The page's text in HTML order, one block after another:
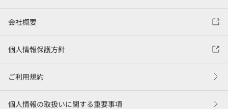
会社概要
個人情報保護方針
ご利用規約
個人情報の取扱いに関する重要事項